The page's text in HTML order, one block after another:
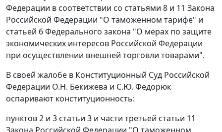
Федерации в соответствии со статьями 8 и 11 Закона
Российской Федерации "О таможенном тарифе" и
статьей 6Федерального закона "О мерах по защите
экономических интересов Российской Федерации
при осуществлении внешней торговли товарами".
В своей жалобе в Конституционный Суд Российской
Федерации О.Н. Бекижева и С.Ю. Федорюк
оспаривают конституционность:
пунктов 2 и 3 статьи 3 и части третьей статьи 11